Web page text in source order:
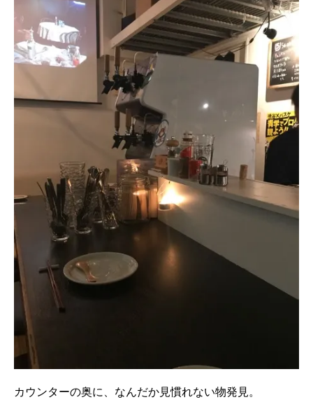
カウンターの奥に、なんだか見慣れない物発見。